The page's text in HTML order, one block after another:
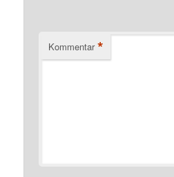
Kommentar *